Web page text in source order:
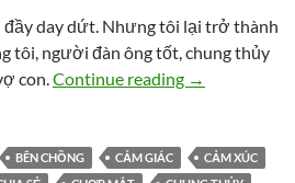
đầy day dứt. Nhưng tôi lại trở thành
tôi, người đàn ông tốt, chung thủy
con.Continue reading Sẽ học cách
→
BÊN CHỒNG CẢM GIÁC
CẢM XÚC